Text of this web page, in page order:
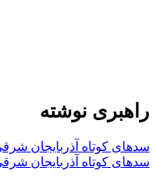
راهبری نوشته
سدهای کوتاه آذربایجان
سدهای کوتاه آذربایجان